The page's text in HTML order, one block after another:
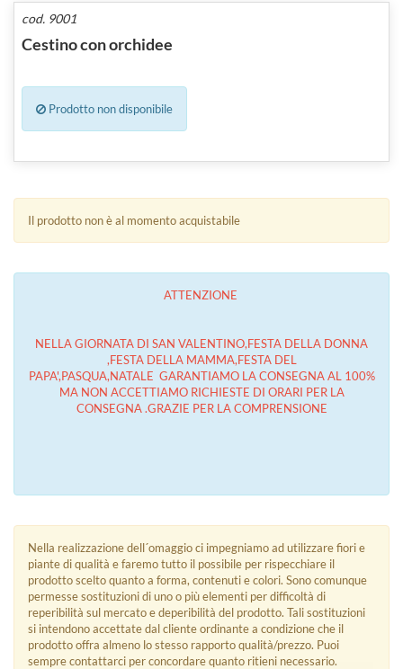
cod. 9001
Cestino con orchidee
Prodotto non disponibile
Il prodotto non è al momento acquistabile
ATTENZIONE
NELLA GIORNATA DI SAN VALENTINO,FESTA DELLA DONNA
,FESTA DELLA MAMMA,FESTA DEL
PAPA',PASQUA,NATALE GARANTIAMO LA CONSEGNA AL 100%
MA NON ACCETTIAMO RICHIESTE DI ORARI PER LA
CONSEGNA .GRAZIE PER LA COMPRENSIONE
Nella realizzazione dell´omaggio ci impegniamo ad utilizzare fiori e
piante di qualità e faremo tutto il possibile per rispecchiare il
prodotto scelto quanto a forma, contenuti e colori. Sono comunque
permesse sostituzioni di uno o più elementi per difficoltà di
reperibilità sul mercato e deperibilità del prodotto. Tali sostituzioni
si intendono accettate dal cliente ordinante a condizione che il
prodotto offra almeno lo stesso rapporto qualità/prezzo. Puoi
sempre contattarci per concordare quanto ritieni necessario.